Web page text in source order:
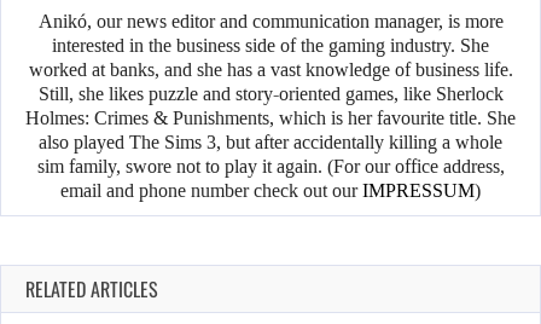
Anikó, our news editor and communication manager, is more
interested in the business side of the gaming industry. She
worked at banks, and she has a vast knowledge of business life.
Still, she likes puzzle and story-oriented games, like Sherlock
Holmes: Crimes & Punishments, which is her favourite title. She
also played The Sims 3, but after accidentally killing a whole
sim family, swore not to play it again. (For our office address,
email and phone number check out ourIMPRESSUM)
RELATED ARTICLES